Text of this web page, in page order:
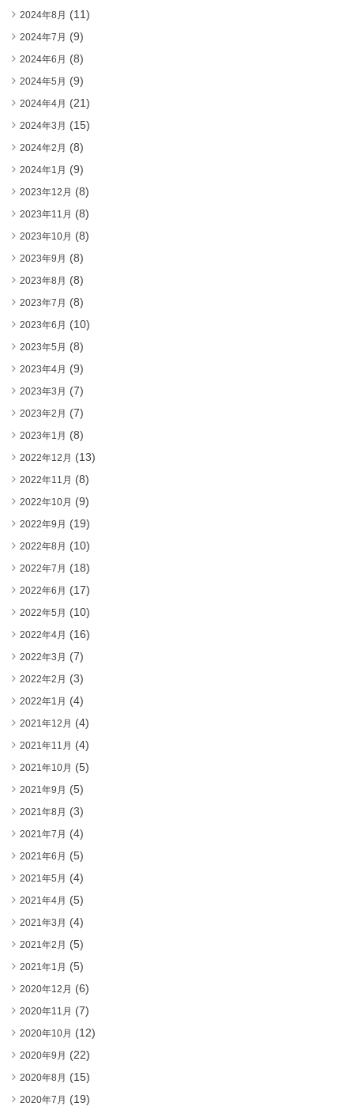
2024年8月 (11)
2024年7月 (9)
2024年6月 (8)
2024年5月 (9)
2024年4月 (21)
2024年3月 (15)
2024年2月 (8)
2024年1月 (9)
2023年12月 (8)
2023年11月 (8)
2023年10月 (8)
2023年9月 (8)
2023年8月 (8)
2023年7月 (8)
2023年6月 (10)
2023年5月 (8)
2023年4月 (9)
2023年3月 (7)
2023年2月 (7)
2023年1月 (8)
2022年12月 (13)
2022年11月 (8)
2022年10月 (9)
2022年9月 (19)
2022年8月 (10)
2022年7月 (18)
2022年6月 (17)
2022年5月 (10)
2022年4月 (16)
2022年3月 (7)
2022年2月 (3)
2022年1月 (4)
2021年12月 (4)
2021年11月 (4)
2021年10月 (5)
2021年9月 (5)
2021年8月 (3)
2021年7月 (4)
2021年6月 (5)
2021年5月 (4)
2021年4月 (5)
2021年3月 (4)
2021年2月 (5)
2021年1月 (5)
2020年12月 (6)
2020年11月 (7)
2020年10月 (12)
2020年9月 (22)
2020年8月 (15)
2020年7月 (19)